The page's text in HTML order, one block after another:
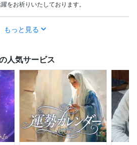
をお祈りいたしております。
もっと見る
人気サービス